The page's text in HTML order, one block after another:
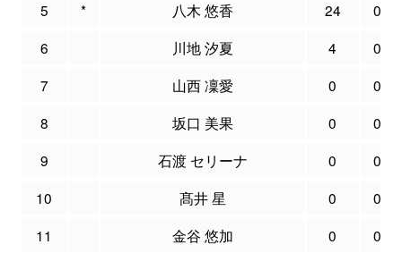
5
* 八木 悠香 24
0
6
川地 汐夏 4
0
7
山西 凜愛 0
0
8
坂口 美果 0
0
9
石渡 セリーナ 0
0
10
髙井 星 0
0
11
金谷 悠加 0
0